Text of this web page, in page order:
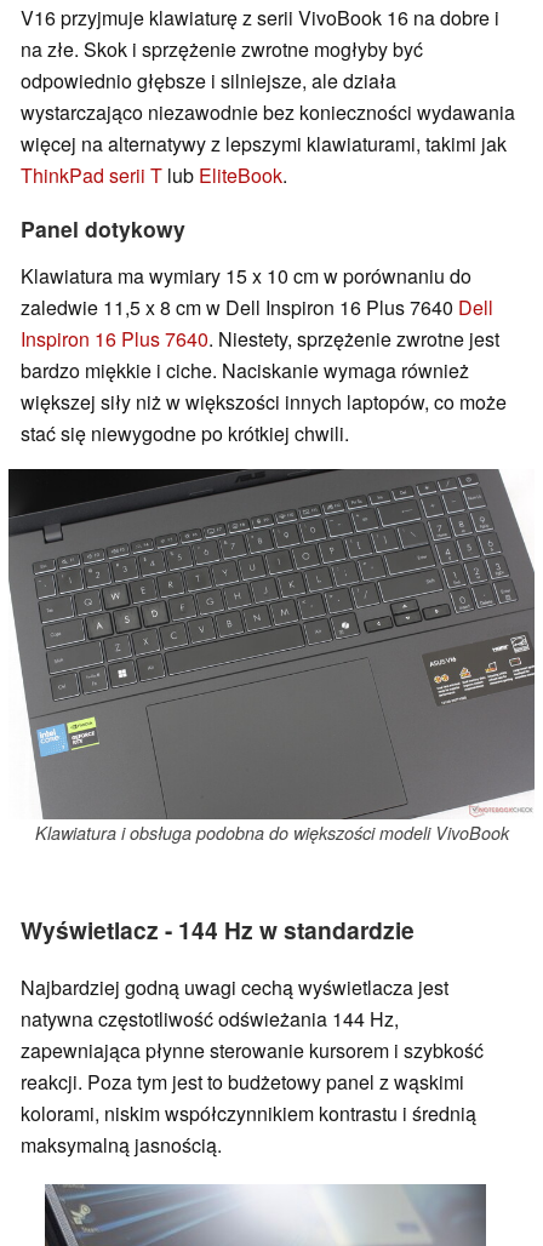
V16 przyjmuje klawiaturę z serii VivoBook 16 na dobre i
na złe. Skok i sprzężenie zwrotne mogłyby być
odpowiednio głębsze i silniejsze, ale działa
wystarczająco niezawodnie bez konieczności wydawania
więcej na alternatywy z lepszymi klawiaturami, takimi jak
ThinkPad serii T lub EliteBook.
Panel dotykowy
Klawiatura ma wymiary 15 x 10 cm w porównaniu do
zaledwie 11,5 x 8 cm w Dell Inspiron 16 Plus 7640 Dell
Inspiron 16 Plus 7640. Niestety, sprzężenie zwrotne jest
bardzo miękkie i ciche. Naciskanie wymaga również
większej siły niż w większości innych laptopów, co może
stać się niewygodne po krótkiej chwili.
Klawiatura i obsługa podobna do większości modeli VivoBook
Wyświetlacz - 144 Hz w standardzie
Najbardziej godną uwagi cechą wyświetlacza jest
natywna częstotliwość odświeżania 144 Hz,
zapewniająca płynne sterowanie kursorem i szybkość
reakcji. Poza tym jest to budżetowy panel z wąskimi
kolorami, niskim współczynnikiem kontrastu i średnią
maksymalną jasnością.